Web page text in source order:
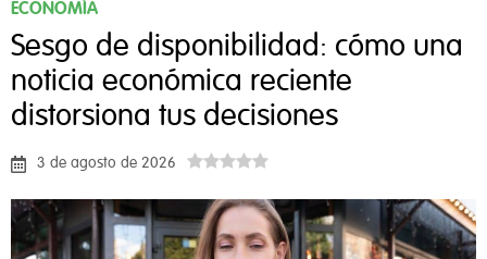
ECONOMÍA
Sesgo de disponibilidad: cómo una
noticia económica reciente
distorsiona tus decisiones
3 de agosto de 2026